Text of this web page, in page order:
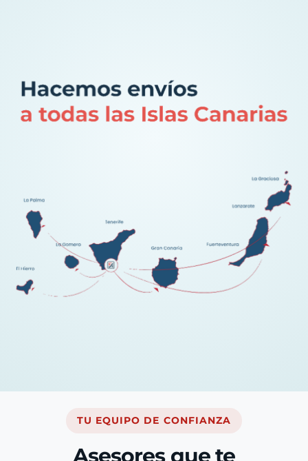
TU EQUIPO DE CONFIANZA